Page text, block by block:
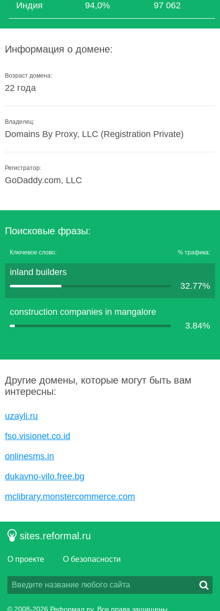
Индия 94,0% 97 062
Информация о домене:
Возраст домена:
22 года
Владелец:
Domains By Proxy, LLC (Registration Private)
Регистратор:
GoDaddy.com, LLC
Поисковые фразы:
Ключевое слово: % трафика:
inland builders
32.77%
construction companies in mangalore
3.84%
Другие домены, которые могут быть вам
интересны:
uzayli.ru
fso.visionet.co.id
onlinesms.in
dukavno-vilo.free.bg
mclibrary.monstercommerce.com
sites.reformal.ru
О проекте О безопасности
© 2008-2026 Реформал.ру, Все права защищены.